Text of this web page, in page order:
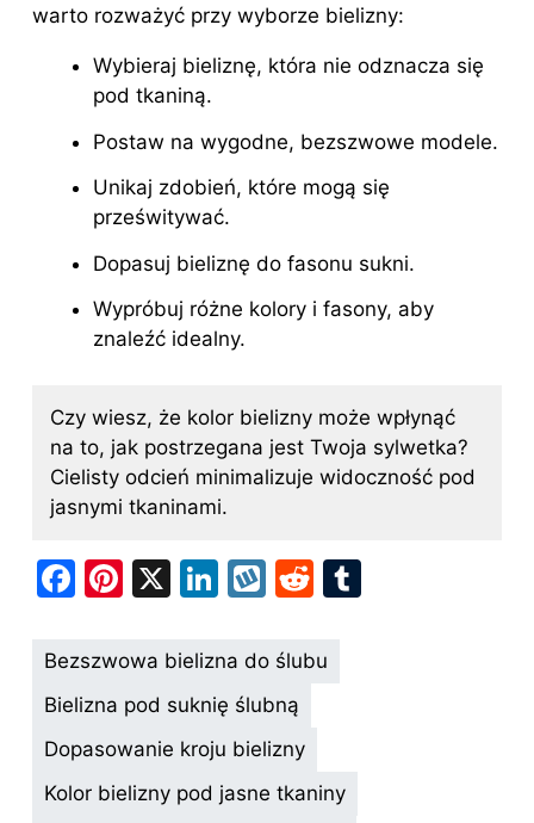
warto rozważyć przy wyborze bielizny:
Wybieraj bieliznę, która nie odznacza się
pod tkaniną.
Postaw na wygodne, bezszwowe modele.
Unikaj zdobień, które mogą się
prześwitywać.
Dopasuj bieliznę do fasonu sukni.
Wypróbuj różne kolory i fasony, aby
znaleźć idealny.
Czy wiesz, że kolor bielizny może wpłynąć
na to, jak postrzegana jest Twoja sylwetka?
Cielisty odcień minimalizuje widoczność pod
jasnymi tkaninami.
F
c
e
o
o
Pi
er
e
st
X
Li
k
e
dI
n
W
k
o
p
R
d
Bezszwowa bielizna do ślubu
Bielizna pod suknię ślubną
Dopasowanie kroju bielizny
Kolor bielizny pod jasne tkaniny